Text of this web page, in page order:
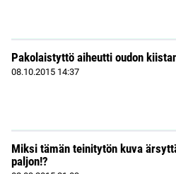
Pakolaistyttö aiheutti oudon
08.10.2015 14:37
Miksi tämän teinitytön kuva
paljon!?